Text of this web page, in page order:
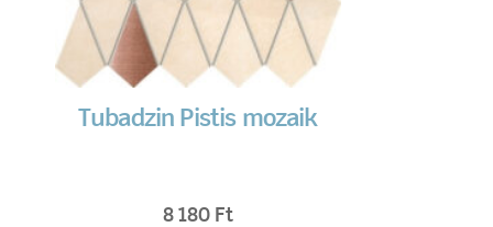
Tubadzin Pistis mozaik
8 180 Ft